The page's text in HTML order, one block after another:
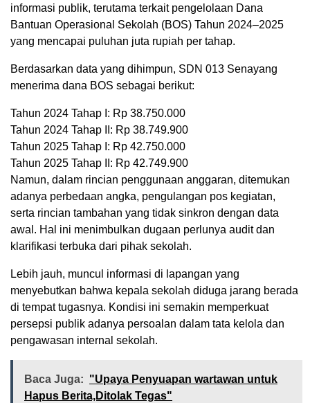
informasi publik, terutama terkait pengelolaan Dana
Bantuan Operasional Sekolah (BOS) Tahun 2024–2025
yang mencapai puluhan juta rupiah per tahap.
Berdasarkan data yang dihimpun, SDN 013 Senayang
menerima dana BOS sebagai berikut:
Tahun 2024 Tahap I: Rp 38.750.000
Tahun 2024 Tahap II: Rp 38.749.900
Tahun 2025 Tahap I: Rp 42.750.000
Tahun 2025 Tahap II: Rp 42.749.900
Namun, dalam rincian penggunaan anggaran, ditemukan
adanya perbedaan angka, pengulangan pos kegiatan,
serta rincian tambahan yang tidak sinkron dengan data
awal. Hal ini menimbulkan dugaan perlunya audit dan
klarifikasi terbuka dari pihak sekolah.
Lebih jauh, muncul informasi di lapangan yang
menyebutkan bahwa kepala sekolah diduga jarang berada
di tempat tugasnya. Kondisi ini semakin memperkuat
persepsi publik adanya persoalan dalam tata kelola dan
pengawasan internal sekolah.
Baca Juga: "Upaya Penyuapan wartawan untuk
Hapus Berita,Ditolak Tegas"